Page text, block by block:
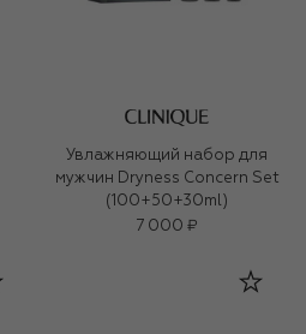
Увлажняющий набор для
мужчин Dryness Concern Set
(100+50+30ml)
7 000 ₽